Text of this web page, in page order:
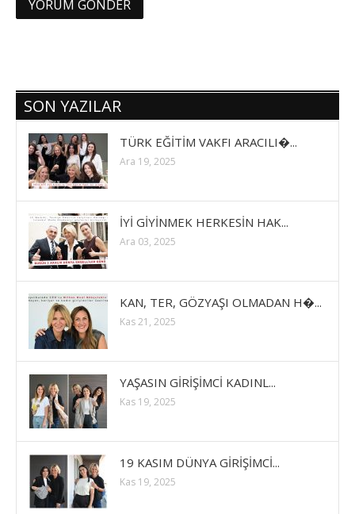
SON YAZILAR
TÜRK EĞİTİM VAKFI ARACILI�...
Ara 19, 2025
İYİ GİYİNMEK HERKESİN HAK...
Ara 03, 2025
KAN, TER, GÖZYAŞI OLMADAN H�...
Kas 21, 2025
YAŞASIN GİRİŞİMCİ KADINL...
Kas 19, 2025
19 KASIM DÜNYA GİRİŞİMCİ...
Kas 19, 2025